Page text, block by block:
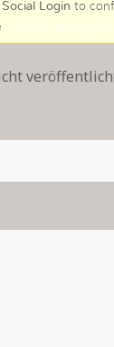
Login to
online user guide